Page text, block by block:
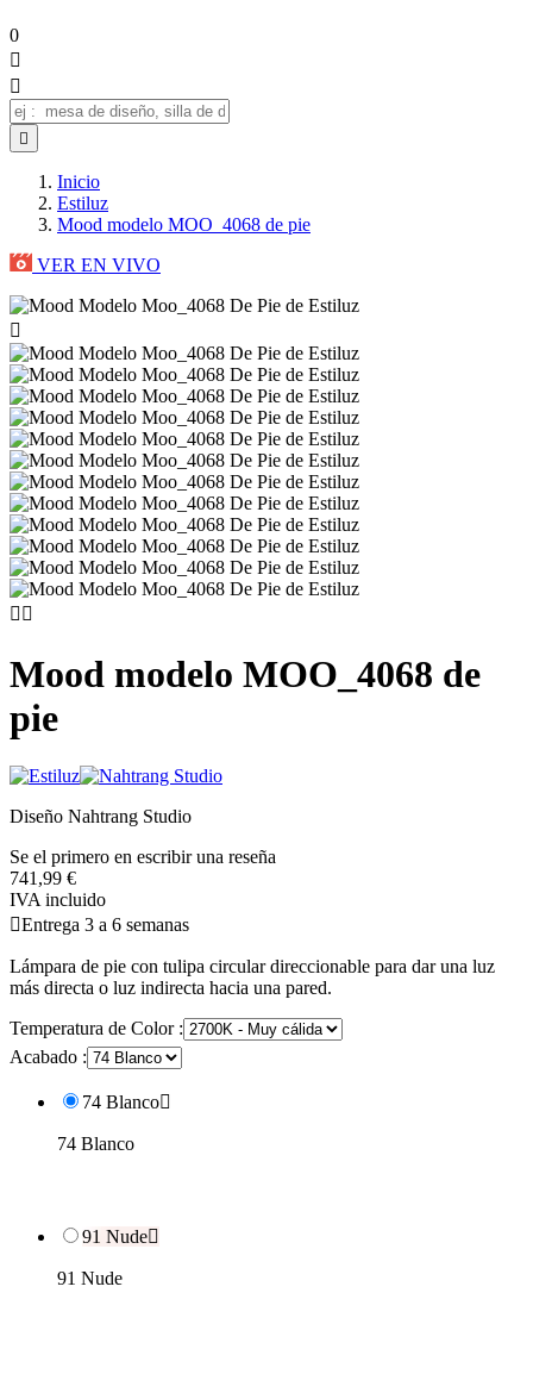
0



Inicio
Estiluz
Mood modelo MOO_4068 de pie
VER EN VIVO

 
Mood modelo MOO_4068 de
pie
Diseño Nahtrang Studio
Se el primero en escribir una reseña
741,99 €
IVA incluido
Entrega 3 a 6 semanas
Lámpara de pie con tulipa circular direccionable para dar una luz
más directa o luz indirecta hacia una pared.
Temperatura de Color :
Acabado :
74 Blanco
74 Blanco
91 Nude
91 Nude